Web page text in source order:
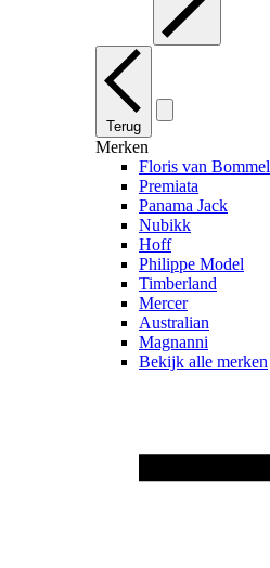
Terug
Merken
Floris van Bommel
Premiata
Panama Jack
Nubikk
Hoff
Philippe Model
Timberland
Mercer
Australian
Magnanni
Bekijk alle merken